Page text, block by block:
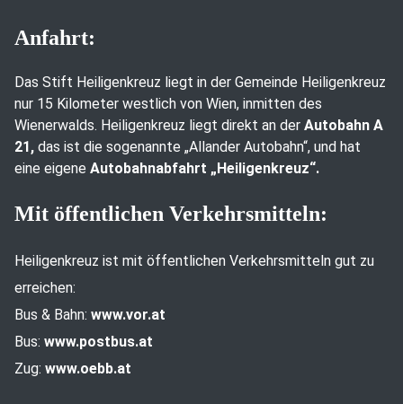
Anfahrt:
Das Stift Heiligenkreuz liegt in der Gemeinde Heiligenkreuz
nur 15 Kilometer westlich von Wien, inmitten des
Wienerwalds. Heiligenkreuz liegt direkt an der Autobahn A
21, das ist die sogenannte „Allander Autobahn“, und hat
eine eigene Autobahnabfahrt „Heiligenkreuz“.
Mit öffentlichen Verkehrsmitteln:
Heiligenkreuz ist mit öffentlichen Verkehrsmitteln gut zu
erreichen:
Bus & Bahn: www.vor.at
Bus: www.postbus.at
Zug: www.oebb.at